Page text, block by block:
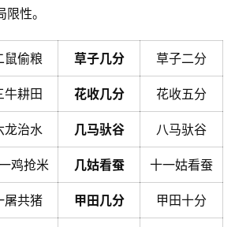
性。
鼠偷粮 草子几分 草子二分
牛耕田 花收几分 花收五分
龙治水 几马驮谷 八马驮谷
鸡抢米 几姑看蚕 十一姑看蚕
屠共猪 甲田几分 甲田十分